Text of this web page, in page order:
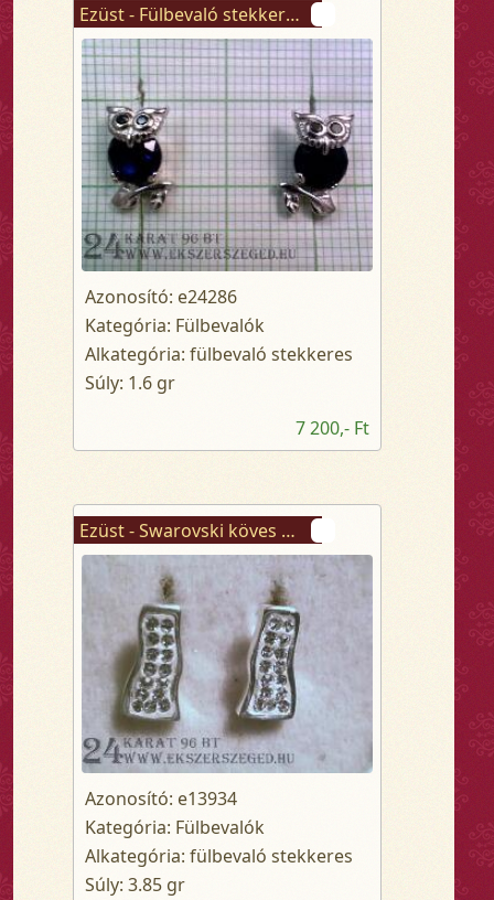
Ezüst - Fülbevaló stekkeres
Azonosító: e24286
Kategória: Fülbevalók
Alkategória: fülbevaló stekkeres
Súly: 1.6 gr
7 200,- Ft
Ezüst - Swarovski köves fülbevaló stekkeres
Azonosító: e13934
Kategória: Fülbevalók
Alkategória: fülbevaló stekkeres
Súly: 3.85 gr